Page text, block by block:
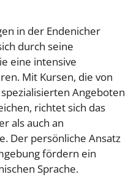
in der Endenicher
durch seine
eine intensive
Mit Kursen, die von
Angeboten
richtet sich das
als auch an
Der persönliche Ansatz
fördern ein
Sprache.